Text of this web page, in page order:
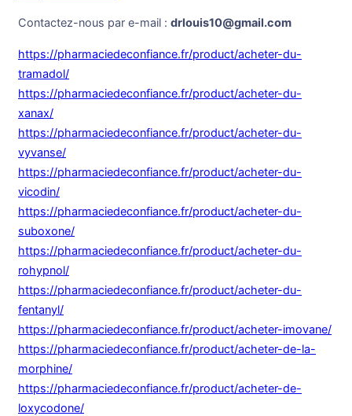
Contactez-nous par e-mail : drlouis10@gmail.com
https://pharmaciedeconfiance.fr/product/acheter-du-
tramadol/
https://pharmaciedeconfiance.fr/product/acheter-du-
xanax/
https://pharmaciedeconfiance.fr/product/acheter-du-
vyvanse/
https://pharmaciedeconfiance.fr/product/acheter-du-
vicodin/
https://pharmaciedeconfiance.fr/product/acheter-du-
suboxone/
https://pharmaciedeconfiance.fr/product/acheter-du-
rohypnol/
https://pharmaciedeconfiance.fr/product/acheter-du-
fentanyl/
https://pharmaciedeconfiance.fr/product/acheter-imovane/
https://pharmaciedeconfiance.fr/product/acheter-de-la-
morphine/
https://pharmaciedeconfiance.fr/product/acheter-de-
loxycodone/